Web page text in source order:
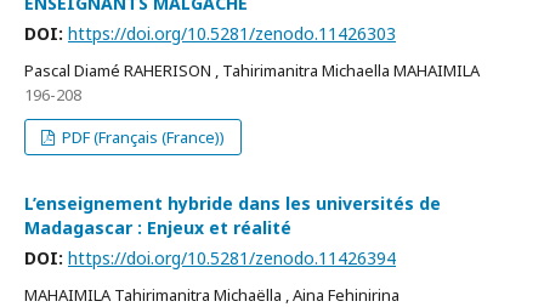
DOI: https://doi.org/10.5281/zenodo.11426303
Pascal Diamé RAHERISON , Tahirimanitra Michaella MAHAIMILA
196-208
PDF (Français (France))
L’enseignement hybride dans les universités de
Madagascar : Enjeux et réalité
DOI: https://doi.org/10.5281/zenodo.11426394
MAHAIMILA Tahirimanitra Michaëlla , Aina Fehinirina